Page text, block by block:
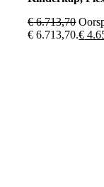
€6.713,70
€ 6.713,70.€